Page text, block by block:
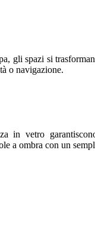
gli spazi si
o navigazione.
in vetro
a ombra con un